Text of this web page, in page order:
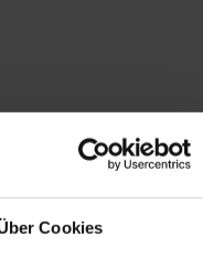
Cookies